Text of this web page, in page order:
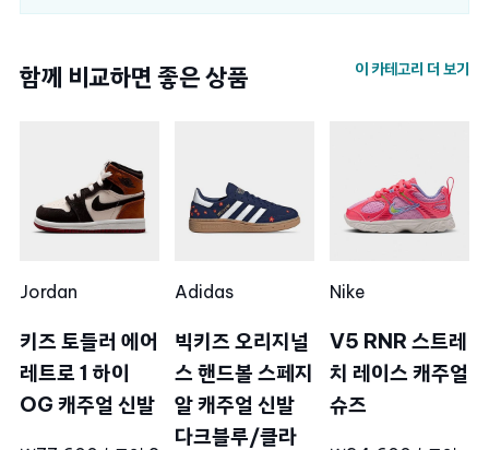
함께 비교하면 좋은 상품 이 카테고리 더 보기
Jordan
키즈 토들러 에어
레트로 1 하이
OG 캐주얼 신발
Adidas
빅키즈 오리지널
스 핸드볼 스페지
알 캐주얼 신발
다크블루/클라
Nike
V5 RNR 스트레
치 레이스 캐주얼
슈즈